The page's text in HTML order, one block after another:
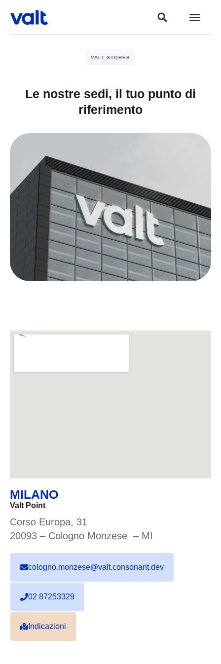
VALT STORES
Le nostre sedi, il tuo punto di
riferimento
MILANO
Valt Point
Corso Europa, 31
20093 – Cologno Monzese – MI
cologno.monzese@valt.consonant.dev
02 87253329
Indicazioni